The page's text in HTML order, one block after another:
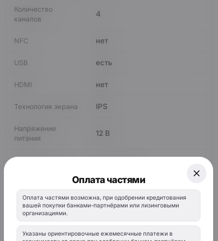
Количество
каналов
4
NFC нет
USB есть
HDMI нет
Технология экрана IPS
Напряжение
питания
12 В
Версия ОС на
Размер экрана 9
Тип экрана
MHL нет
Оплата частями
Оплата частями возможна, при одобрении кредитования
вашей покупки банками-партнёрами или лизинговыми
организациями.
Указаны ориентировочные ежемесячные платежи в